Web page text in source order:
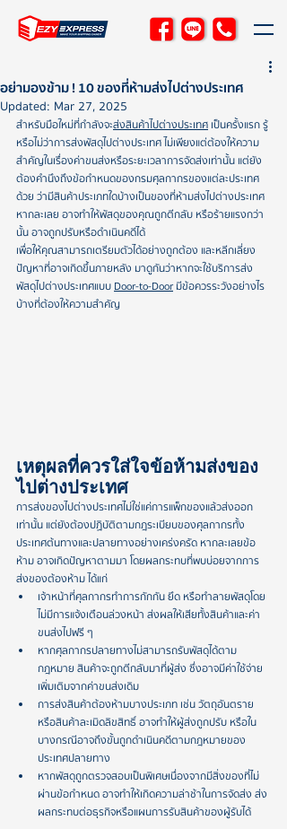
อย่ามองข้าม ! 10 ของที่ห้ามส่งไปต่างประเทศ
Updated: Mar 27, 2025
สำหรับมือใหม่ที่กำลังจะส่งสินค้าไปต่างประเทศ เป็นครั้งแรก รู้
หรือไม่ว่าการส่งพัสดุไปต่างประเทศ ไม่เพียงแต่ต้องให้ความ
สำคัญในเรื่องค่าขนส่งหรือระยะเวลาการจัดส่งเท่านั้น แต่ยัง
ต้องคำนึงถึงข้อกำหนดของกรมศุลกากรของแต่ละประเทศ
ด้วย ว่ามีสินค้าประเภทใดบ้างเป็นของที่ห้ามส่งไปต่างประเทศ
หากละเลย อาจทำให้พัสดุของคุณถูกตีกลับ หรือร้ายแรงกว่า
นั้น อาจถูกปรับหรือดำเนินคดีได้
เพื่อให้คุณสามารถเตรียมตัวได้อย่างถูกต้อง และหลีกเลี่ยง
ปัญหาที่อาจเกิดขึ้นภายหลัง มาดูกันว่าหากจะใช้บริการส่ง
พัสดุไปต่างประเทศแบบ Door-to-Door มีข้อควรระวังอย่างไร
บ้างที่ต้องให้ความสำคัญ
เหตุผลที่ควรใส่ใจข้อห้ามส่งของ
ไปต่างประเทศ
การส่งของไปต่างประเทศไม่ใช่แค่การแพ็กของแล้วส่งออก
เท่านั้น แต่ยังต้องปฏิบัติตามกฎระเบียบของศุลกากรทั้ง
ประเทศต้นทางและปลายทางอย่างเคร่งครัด หากละเลยข้อ
ห้าม อาจเกิดปัญหาตามมา โดยผลกระทบที่พบบ่อยจากการ
ส่งของต้องห้าม ได้แก่
เจ้าหน้าที่ศุลกากรทำการกักกัน ยึด หรือทำลายพัสดุโดย
ไม่มีการแจ้งเตือนล่วงหน้า ส่งผลให้เสียทั้งสินค้าและค่า
ขนส่งไปฟรี ๆ
หากศุลกากรปลายทางไม่สามารถรับพัสดุได้ตาม
กฎหมาย สินค้าจะถูกตีกลับมาที่ผู้ส่ง ซึ่งอาจมีค่าใช้จ่าย
เพิ่มเติมจากค่าขนส่งเดิม
การส่งสินค้าต้องห้ามบางประเภท เช่น วัตถุอันตราย
หรือสินค้าละเมิดลิขสิทธิ์ อาจทำให้ผู้ส่งถูกปรับ หรือใน
บางกรณีอาจถึงขั้นถูกดำเนินคดีตามกฎหมายของ
ประเทศปลายทาง
หากพัสดุถูกตรวจสอบเป็นพิเศษเนื่องจากมีสิ่งของที่ไม่
ผ่านข้อกำหนด อาจทำให้เกิดความล่าช้าในการจัดส่ง ส่ง
ผลกระทบต่อธุรกิจหรือแผนการรับสินค้าของผู้รับได้